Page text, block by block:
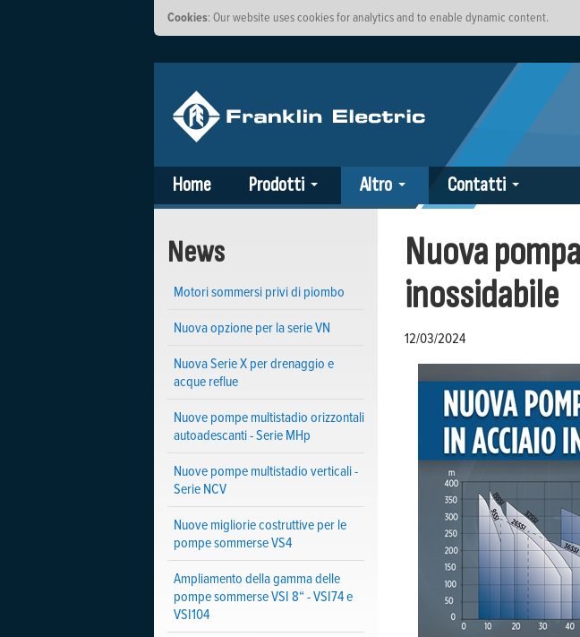
Cookies: Our website uses cookies for analytics and to enable dynamic content.
Home Prodotti Altro Contatti
Nuova
inossidabile
12/03/2024
News
Motori sommersi privi di piombo
Nuova opzione per la serie VN
Nuova Serie X per drenaggio e
acque reflue
Nuove pompe multistadio orizzontali
autoadescanti - Serie MHp
Nuove pompe multistadio verticali -
Serie NCV
Nuove migliorie costruttive per le
pompe sommerse VS4
Ampliamento della gamma delle
pompe sommerse VSI 8“ - VSI74 e
VSI104